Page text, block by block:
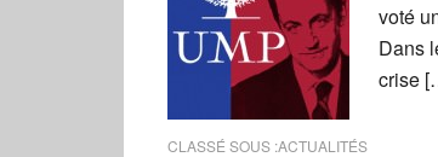
voté
Dans
crise
CLASSÉ SOUS :ACTUALITÉS